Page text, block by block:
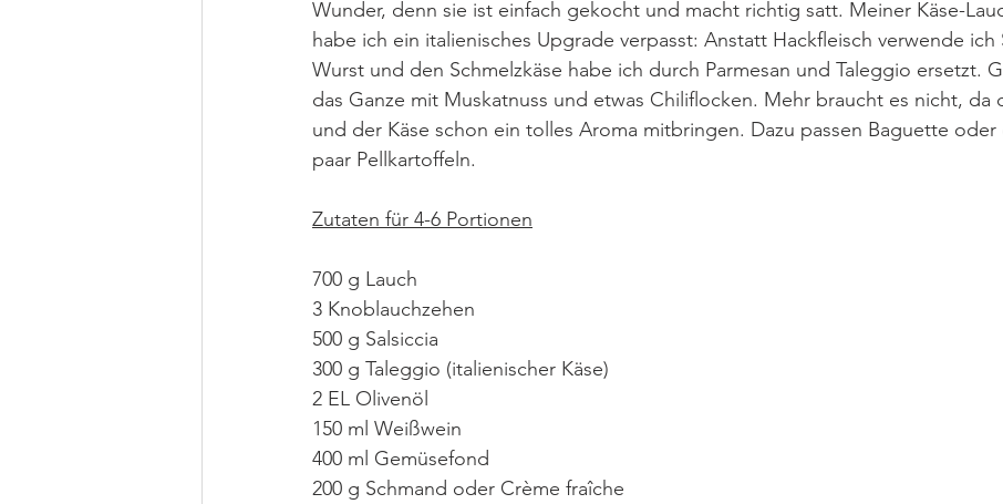
Wunder, denn sie ist einfach gekocht und macht richtig satt. Meiner Käse-
habe ich ein italienisches Upgrade verpasst: Anstatt Hackfleisch verwende ich
Wurst und den Schmelzkäse habe ich durch Parmesan und Taleggio ersetzt.
das Ganze mit Muskatnuss und etwas Chiliflocken. Mehr braucht es nicht, da
und der Käse schon ein tolles Aroma mitbringen. Dazu passen Baguette oder
paar Pellkartoffeln.
Zutaten für 4-6 Portionen
700 g Lauch
3 Knoblauchzehen
500 g Salsiccia
300 g Taleggio (italienischer Käse)
2 EL Olivenöl
150 ml Weißwein
400 ml Gemüsefond
200 g Schmand oder Crème fraîche